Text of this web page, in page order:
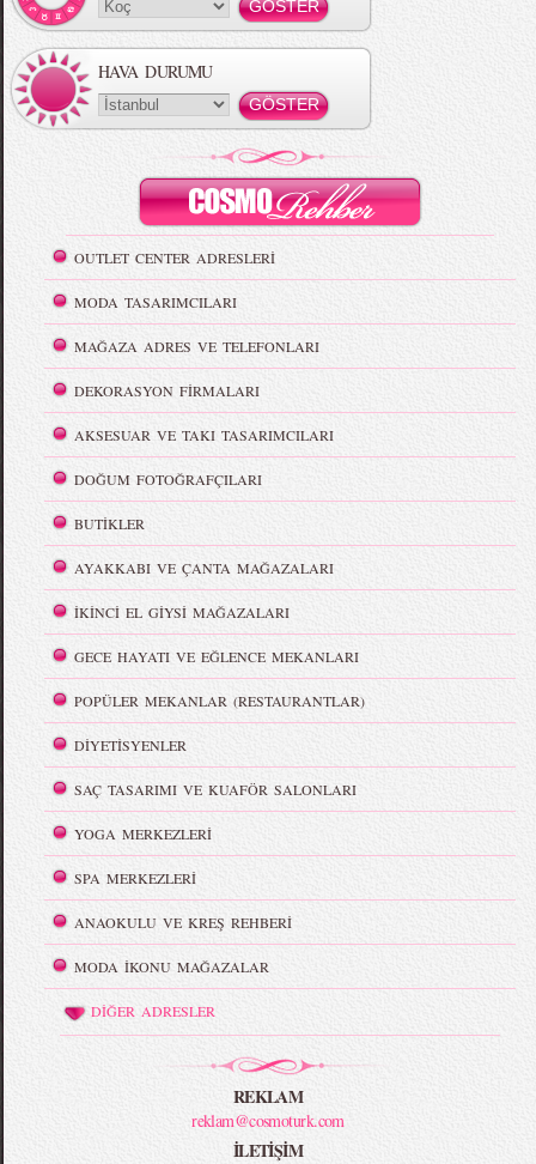
HAVA DURUMU
OUTLET CENTER ADRESLERİ
MODA TASARIMCILARI
MAĞAZA ADRES VE TELEFONLARI
DEKORASYON FİRMALARI
AKSESUAR VE TAKI TASARIMCILARI
DOĞUM FOTOĞRAFÇILARI
BUTİKLER
AYAKKABI VE ÇANTA MAĞAZALARI
İKİNCİ EL GİYSİ MAĞAZALARI
GECE HAYATI VE EĞLENCE MEKANLARI
POPÜLER MEKANLAR (RESTAURANTLAR)
DİYETİSYENLER
SAÇ TASARIMI VE KUAFÖR SALONLARI
YOGA MERKEZLERİ
SPA MERKEZLERİ
ANAOKULU VE KREŞ REHBERİ
MODA İKONU MAĞAZALAR
DİĞER ADRESLER
REKLAM
reklam@cosmoturk.com
İLETİŞİM